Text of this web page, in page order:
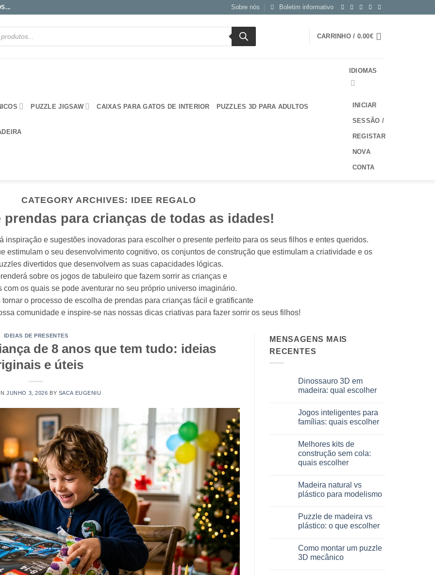
Sobre nós Boletim informativo
CARRINHO / 0.00€
PUZZLE JIGSAW CAIXAS PARA GATOS DE INTERIOR PUZZLES 3D PARA ADULTOS
IDIOMAS
INICIAR
SESSÃO /
REGISTAR
NOVA
CONTA
CATEGORY ARCHIVES: IDEE REGALO
prendas para crianças de todas as idades!
inspiração e sugestões inovadoras para escolher o presente perfeito para os seus filhos e entes queridos.
estimulam o seu desenvolvimento cognitivo, os conjuntos de construção que estimulam a criatividade e os
divertidos que desenvolvem as suas capacidades lógicas.
sobre os jogos de tabuleiro que fazem sorrir as crianças e
com os quais se pode aventurar no seu próprio universo imaginário.
tornar o processo de escolha de prendas para crianças fácil e gratificante
comunidade e inspire-se nas nossas dicas criativas para fazer sorrir os seus filhos!
IDEIAS DE PRESENTES
de 8 anos que tem tudo: ideias
e úteis
JUNHO 3, 2026 BY SACA EUGENIU
MENSAGENS MAIS
RECENTES
Dinossauro 3D em
madeira: qual escolher
em
Dinosauro
3D
quale
scegliere
Jogos inteligentes para
famílias: quais escolher
em
intelligenti
per
scegliere
Melhores kits de
construção sem cola:
quais escolher
em
Migliori
kit
colla:
quali
scegliere
Madeira natural vs
plástico para modelismo
em
Legno
naturale
modellismo
Puzzle de madeira vs
plástico: o que escolher
em
Puzzle
legno
Como montar um puzzle
3D mecânico